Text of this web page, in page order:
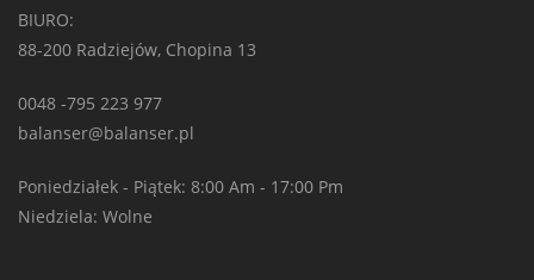
BIURO:
88-200 Radziejów, Chopina 13
0048 -795 223 977
balanser@balanser.pl
Poniedziałek - Piątek: 8:00 Am - 17:00 Pm
Niedziela: Wolne